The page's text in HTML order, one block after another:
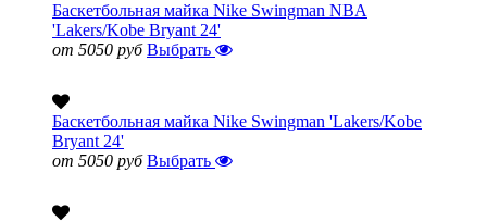
Баскетбольная майка Nike Swingman NBA
'Lakers/Kobe Bryant 24'
от 5050 руб Выбрать
Баскетбольная майка Nike Swingman 'Lakers/Kobe
Bryant 24'
от 5050 руб Выбрать